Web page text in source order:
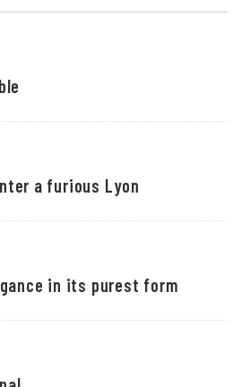
a furious Lyon
in its purest form